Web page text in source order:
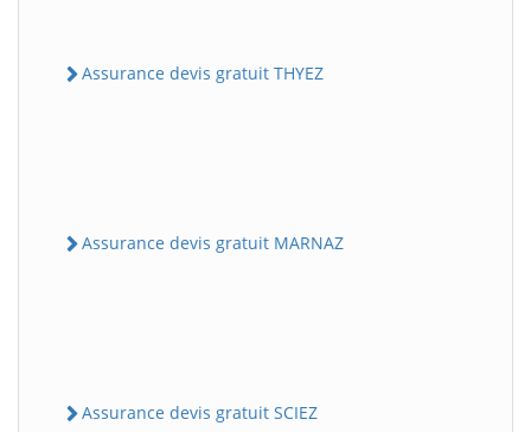
Assurance devis gratuit THYEZ
Assurance devis gratuit MARNAZ
Assurance devis gratuit SCIEZ